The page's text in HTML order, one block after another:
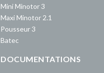
Mini Minotor 3
Maxi Minotor 2.1
Pousseur 3
Batec
DOCUMENTATIONS